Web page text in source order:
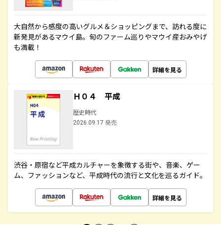
大自然から感度の高いグルメ＆ショッピングまで、訪れる度に
新発見があるマウイ島。旬のファーム巡りやマウイ産おみやげ
も満載！
詳細を見る
Ｈ０４ 平成
歴史時代
2026.09.17 発売
渋谷・原宿など平成カルチャーを象徴する街や、音楽、ゲー
ム、ファッションなど、平成時代の流行と文化を巡るガイド。
詳細を見る